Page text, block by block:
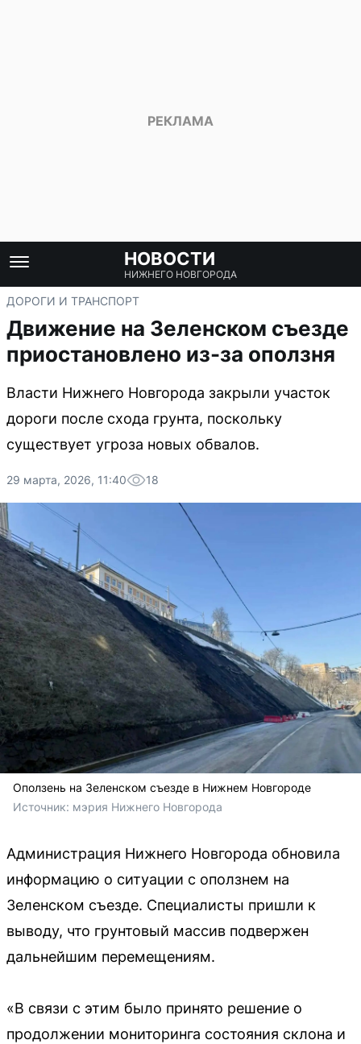
НОВОСТИ
НИЖНЕГО НОВГОРОДА
ДОРОГИ И ТРАНСПОРТ
Движение на Зеленском съезде
приостановлено из-за оползня
Власти Нижнего Новгорода закрыли участок
дороги после схода грунта, поскольку
существует угроза новых обвалов.
29 марта, 2026, 11:40 18
Оползень на Зеленском съезде в Нижнем Новгороде
Источник: мэрия Нижнего Новгорода
Администрация Нижнего Новгорода обновила
информацию о ситуации с оползнем на
Зеленском съезде. Специалисты пришли к
выводу, что грунтовый массив подвержен
дальнейшим перемещениям.
«В связи с этим было принято решение о
продолжении мониторинга состояния склона и